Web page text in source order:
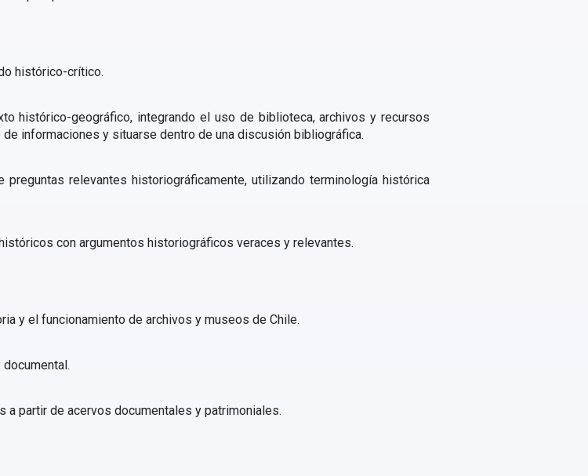
histórico-crítico.
histórico-geográfico, integrando el uso de biblioteca, archivos y recursos
informaciones y situarse dentro de una discusión bibliográfica.
relevantes historiográficamente, utilizando terminología histórica
con argumentos historiográficos veraces y relevantes.
y el funcionamiento de archivos y museos de Chile.
partir de acervos documentales y patrimoniales.